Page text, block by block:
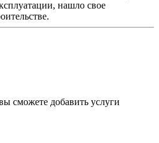
нашло свое
сможете добавить услуги